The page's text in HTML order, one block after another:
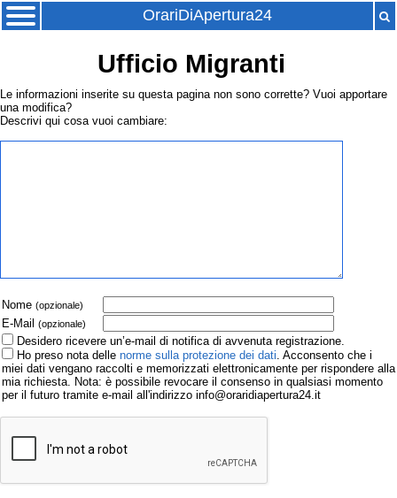
OrariDiApertura24
Ufficio Migranti
Le informazioni inserite su questa pagina non sono corrette? Vuoi apportare
una modifica?
Descrivi qui cosa vuoi cambiare:
Nome (opzionale)
E-Mail (opzionale)
Desidero ricevere un’e-mail di notifica di avvenuta registrazione.
Ho preso nota delle norme sulla protezione dei dati. Acconsento che i
miei dati vengano raccolti e memorizzati elettronicamente per rispondere alla
mia richiesta. Nota: è possibile revocare il consenso in qualsiasi momento
per il futuro tramite e-mail all'indirizzo info@oraridiapertura24.it